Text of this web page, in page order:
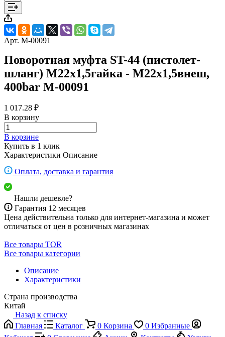
Арт. M-00091
Поворотная муфта ST-44 (пистолет-
шланг) M22x1,5гайка - M22x1,5внеш,
400bar M-00091
1 017.28 ₽
В корзину
В корзине
Купить в 1 клик
Характеристики Описание
Оплата, доставка и гарантия
Нашли дешевле?
Гарантия 12 месяцев
Цена действительна только для интернет-магазина и может
отличаться от цен в розничных магазинах
Все товары TOR
Все товары категории
Описание
Характеристики
Страна производства
Китай
Назад к списку
Главная
Каталог 0 Корзина 0 Избранные